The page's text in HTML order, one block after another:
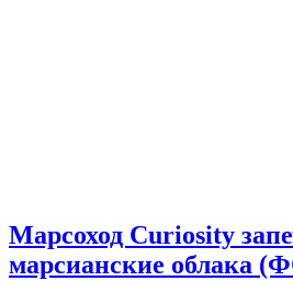
Марсоход Curiosity
марсианские облака